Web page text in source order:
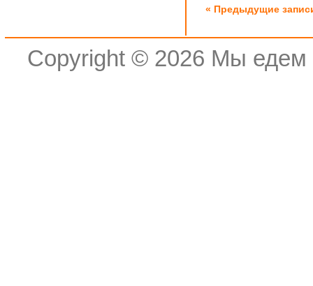
« Предыдущие
Copyright © 2026 Мы едем